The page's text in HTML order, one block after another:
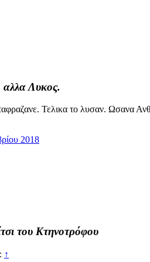
αλλα Λυκος.
Τελικα το λυσαν. Ωσανα
2018
του Κτηνοτρόφου
↑